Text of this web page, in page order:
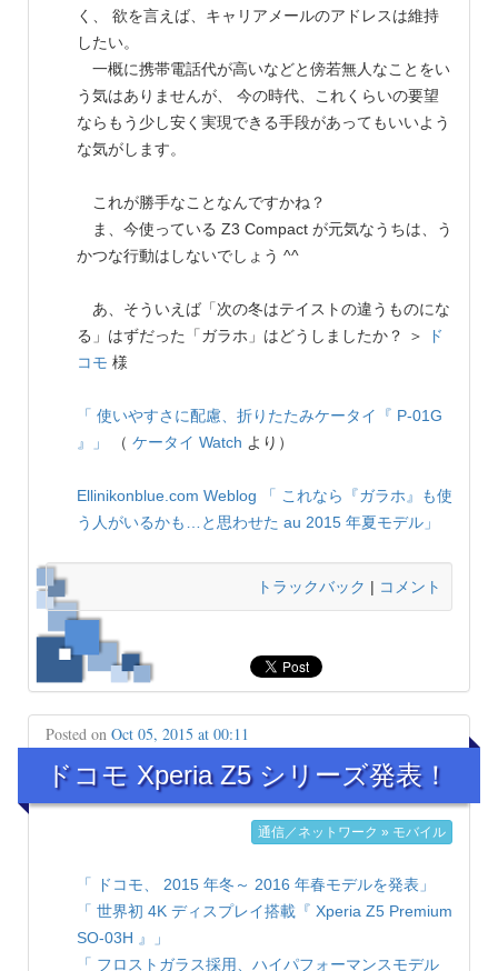
く、 欲を言えば、キャリアメールのアドレスは維持
したい。
一概に携帯電話代が高いなどと傍若無人なことをい
う気はありませんが、 今の時代、これくらいの要望
ならもう少し安く実現できる手段があってもいいよう
な気がします。
これが勝手なことなんですかね？
ま、今使っている Z3 Compact が元気なうちは、う
かつな行動はしないでしょう ^^
あ、そういえば「次の冬はテイストの違うものにな
る」はずだった「ガラホ」はどうしましたか？ ＞
ド
コモ 様
「 使いやすさに配慮、折りたたみケータイ『 P-01G
』」
（ ケータイ Watch より）
Ellinikonblue.com Weblog
「 これなら『ガラホ』も使
う人がいるかも…と思わせた au 2015 年夏モデル」
トラックバック | コメント
Posted on Oct 05, 2015 at 00:11
ドコモ Xperia Z5 シリーズ発表！
通信／ネットワーク » モバイル
「 ドコモ、 2015 年冬～ 2016 年春モデルを発表」
「 世界初 4K ディスプレイ搭載『 Xperia Z5 Premium
SO-03H 』」
「 フロストガラス採用、ハイパフォーマンスモデル